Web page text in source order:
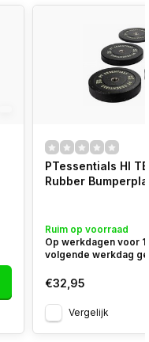
PTessentials HI
Rubber
Ruim op voorraad
Op werkdagen voor
volgende werkdag
€32,95
Vergelijk